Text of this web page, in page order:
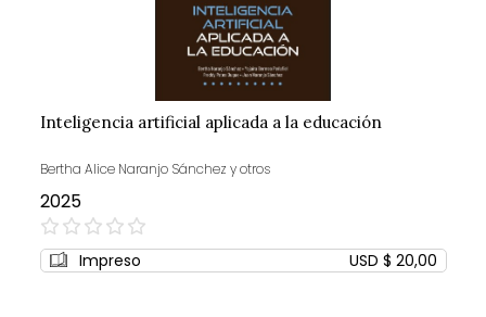
Inteligencia artificial aplicada a la educación
Bertha Alice Naranjo Sánchez y otros
2025
0%
Impreso USD $ 20,00